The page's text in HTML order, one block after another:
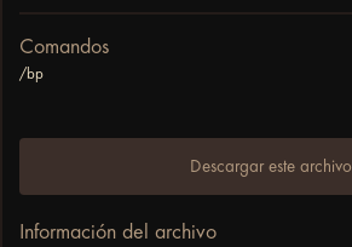
Comandos
/bp
Descargar este archivo
Información del archivo